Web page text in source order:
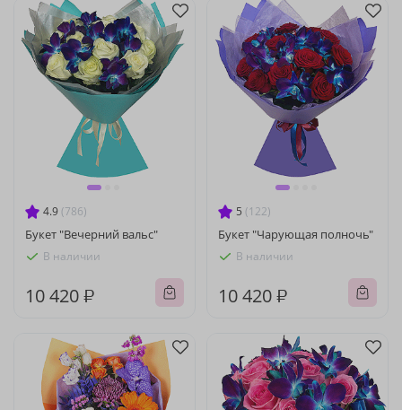
4.9 (786)
Букет "Вечерний вальс"
В наличии
10 420 ₽
5 (122)
Букет "Чарующая полночь"
В наличии
10 420 ₽